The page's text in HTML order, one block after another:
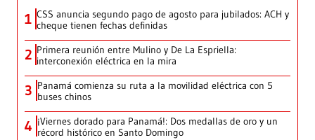
1 CSS anuncia segundo pago de agosto para jubilados: ACH y
cheque tienen fechas definidas
2 Primera reunión entre Mulino y De La Espriella:
interconexión eléctrica en la mira
3 Panamá comienza su ruta a la movilidad eléctrica con 5
buses chinos
4 ¡Viernes dorado para Panamá!: Dos medallas de oro y un
récord histórico en Santo Domingo